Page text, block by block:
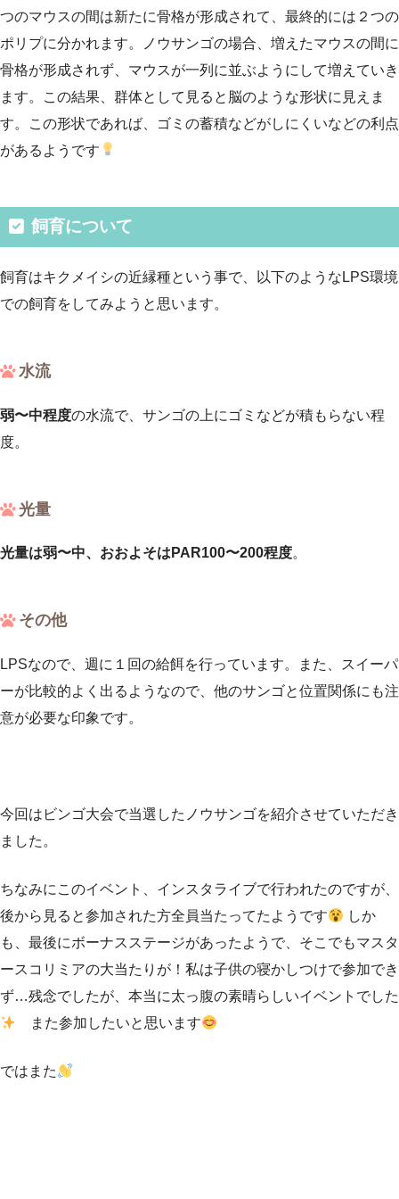
つのマウスの間は新たに骨格が形成されて、最終的には２つの
ポリプに分かれます。ノウサンゴの場合、増えたマウスの間に
骨格が形成されず、マウスが一列に並ぶようにして増えていき
ます。この結果、群体として見ると脳のような形状に見えま
す。この形状であれば、ゴミの蓄積などがしにくいなどの利点
があるようです
飼育について
飼育はキクメイシの近縁種という事で、以下のようなLPS環境
での飼育をしてみようと思います。
水流
弱〜中程度の水流で、サンゴの上にゴミなどが積もらない程
度。
光量
光量は弱〜中、おおよそはPAR100〜200程度。
その他
LPSなので、週に１回の給餌を行っています。また、スイーパ
ーが比較的よく出るようなので、他のサンゴと位置関係にも注
意が必要な印象です。
今回はビンゴ大会で当選したノウサンゴを紹介させていただき
ました。
ちなみにこのイベント、インスタライブで行われたのですが、
後から見ると参加された方全員当たってたようです
しか
も、最後にボーナスステージがあったようで、そこでもマスタ
ースコリミアの大当たりが！私は子供の寝かしつけで参加でき
ず…残念でしたが、本当に太っ腹の素晴らしいイベントでした
また参加したいと思います
ではまた